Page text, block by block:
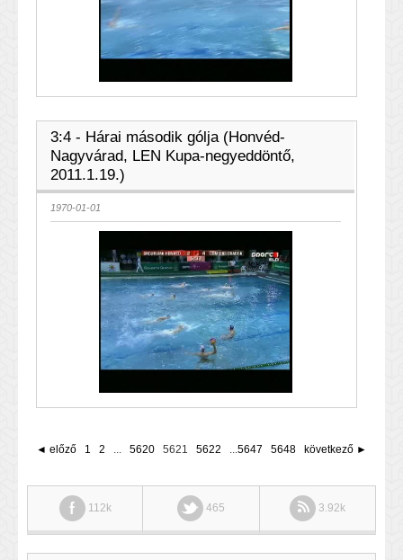
3:4 - Hárai második gólja (Honvéd-
Nagyvárad, LEN Kupa-negyeddöntő,
2011.1.19.)
1970-01-01
◄ előző 1 2 ... 5620 5621 5622 ...5647 5648 következő ►
112k 465 3.92k